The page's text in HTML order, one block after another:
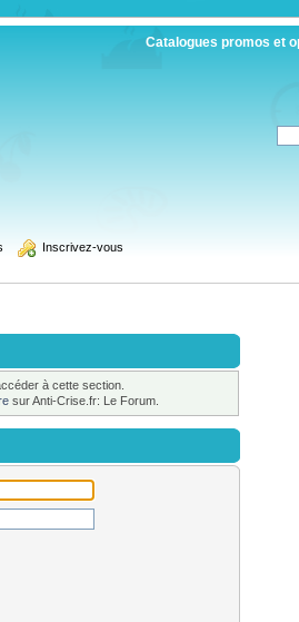
Catalogues promos et
Inscrivez-vous
à cette section.
sur Anti-Crise.fr: Le Forum.